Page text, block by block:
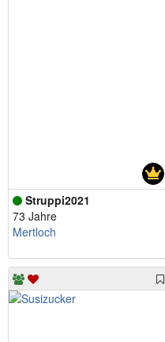
Struppi2021
73 Jahre
Mertloch